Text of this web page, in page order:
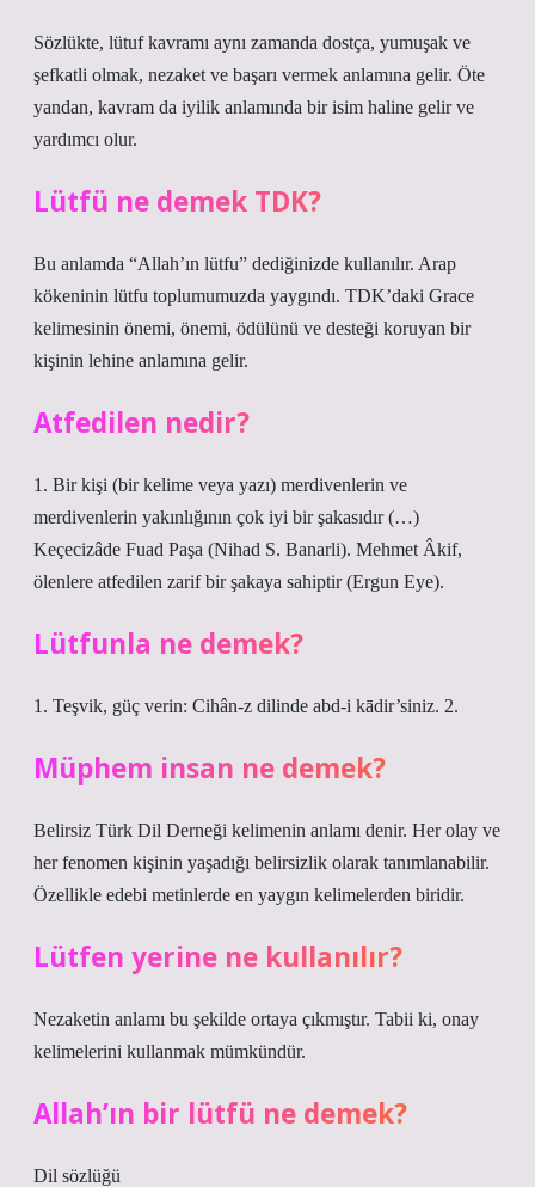
Sözlükte, lütuf kavramı aynı zamanda dostça, yumuşak ve
şefkatli olmak, nezaket ve başarı vermek anlamına gelir. Öte
yandan, kavram da iyilik anlamında bir isim haline gelir ve
yardımcı olur.
Lütfü ne demek TDK?
Bu anlamda “Allah’ın lütfu” dediğinizde kullanılır. Arap
kökeninin lütfu toplumumuzda yaygındı. TDK’daki Grace
kelimesinin önemi, önemi, ödülünü ve desteği koruyan bir
kişinin lehine anlamına gelir.
Atfedilen nedir?
1. Bir kişi (bir kelime veya yazı) merdivenlerin ve
merdivenlerin yakınlığının çok iyi bir şakasıdır (…)
Keçecizâde Fuad Paşa (Nihad S. Banarli). Mehmet Âkif,
ölenlere atfedilen zarif bir şakaya sahiptir (Ergun Eye).
Lütfunla ne demek?
1. Teşvik, güç verin: Cihân-z dilinde abd-i kādir’siniz. 2.
Müphem insan ne demek?
Belirsiz Türk Dil Derneği kelimenin anlamı denir. Her olay ve
her fenomen kişinin yaşadığı belirsizlik olarak tanımlanabilir.
Özellikle edebi metinlerde en yaygın kelimelerden biridir.
Lütfen yerine ne kullanılır?
Nezaketin anlamı bu şekilde ortaya çıkmıştır. Tabii ki, onay
kelimelerini kullanmak mümkündür.
Allah’ın bir lütfü ne demek?
Dil sözlüğü